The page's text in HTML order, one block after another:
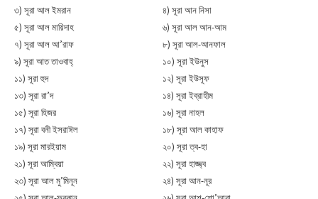
৩) সূরা আল ইমরান
৪) সূরা আন নিসা
৫) সূরা আল মায়িদাহ
৬) সূরা আল আন-আম
৭) সূরা আল আ’রাফ
৮) সূরা আল-আনফাল
৯) সূরা আত তাওবাহ্
১০) সূরা ইউনুস
১১) সূরা হুদ
১২) সূরা ইউসূফ
১৩) সূরা রা’দ
১৪) সূরা ইব্রাহীম
১৫) সূরা হিজর
১৬) সূরা নাহল
১৭) সূরা বনী ইসরাঈল
১৮) সূরা আল কাহাফ
১৯) সূরা মারইয়াম
২০) সূরা ত্ব-হা
২১) সূরা আম্বিয়া
২২) সূরা হাজ্জ্ব
২৩) সূরা আল মু’মিনূন
২৪) সূরা আন-নূর